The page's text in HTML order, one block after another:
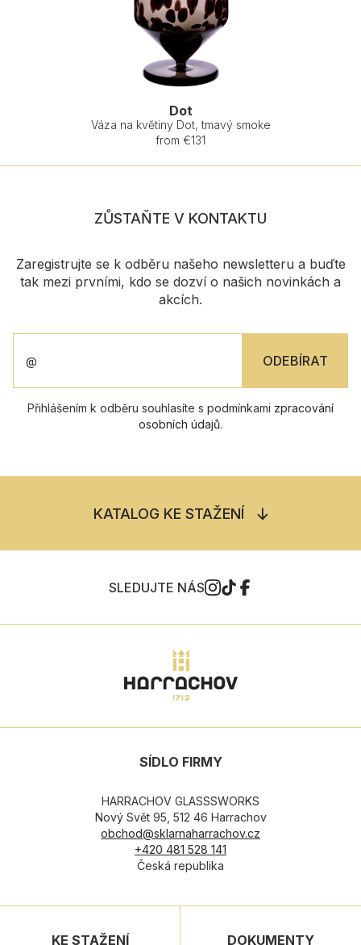
Dot
Váza na květiny Dot, tmavý smoke
from €131
ZŮSTAŇTE V KONTAKTU
Zaregistrujte se k odběru našeho newsletteru a buďte
tak mezi prvními, kdo se dozví o našich novinkách a
akcích.
Přihlášením k odběru souhlasíte s podmínkami zpracování
osobních údajů.
KATALOG KE STAŽENÍ
SLEDUJTE NÁS
SÍDLO FIRMY
HARRACHOV GLASSSWORKS
Nový Svět 95, 512 46 Harrachov
obchod@sklarnaharrachov.cz
+420 481 528 141
Česká republika
KE STAŽENÍ DOKUMENTY